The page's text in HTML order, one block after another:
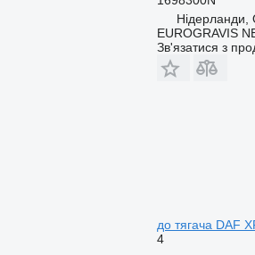
Нідерланди,
EUROGRAVIS
Зв'язатися з
до тягача DAF
4